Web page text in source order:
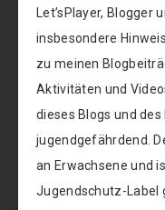
Let’sPlayer, Blogger
insbesondere
zu meinen
Aktivitäten und
dieses Blogs und
jugendgefährdend.
an Erwachsene und
Jugendschutz-Label